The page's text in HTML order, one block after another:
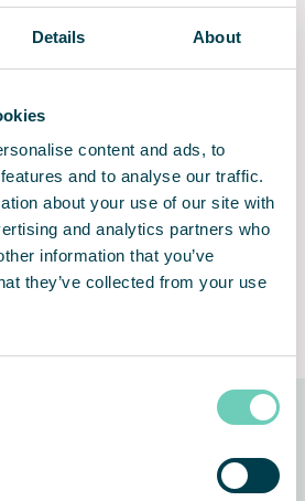
Details About
content and ads, to
and to analyse our traffic.
about your use of our site with
and analytics partners who
information that you’ve
they’ve collected from your use
i
użytkowanie